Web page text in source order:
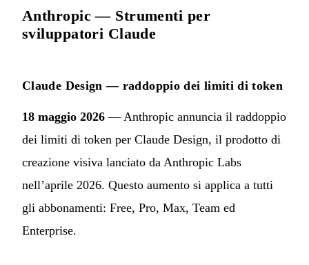
Anthropic — Strumenti per
sviluppatori Claude
Claude Design — raddoppio dei limiti di token
18 maggio 2026 — Anthropic annuncia il raddoppio
dei limiti di token per Claude Design, il prodotto di
creazione visiva lanciato da Anthropic Labs
nell’aprile 2026. Questo aumento si applica a tutti
gli abbonamenti: Free, Pro, Max, Team ed
Enterprise.